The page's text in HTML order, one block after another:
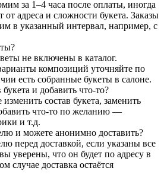
за 1–4 часа после оплаты, иногда
адреса и сложности букета. Заказы
в указанный интервал, например, с
не включены в каталог.
композиций уточняйте по
есть собранные букеты в салоне.
и добавить что-то?
состав букета, заменить
что-то по желанию —
и т.д.
и можете анонимно доставить?
перед доставкой, если указаны все
уверены, что он будет по адресу в
случае доставка остаётся